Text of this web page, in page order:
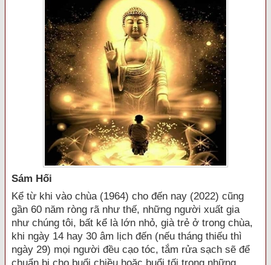
Sám Hối
Kể từ khi vào chùa (1964) cho đến nay (2022) cũng
gần 60 năm ròng rã như thế, những người xuất gia
như chúng tôi, bất kể là lớn nhỏ, già trẻ ở trong chùa,
khi ngày 14 hay 30 âm lịch đến (nếu tháng thiếu thì
ngày 29) mọi người đều cạo tóc, tắm rửa sạch sẽ để